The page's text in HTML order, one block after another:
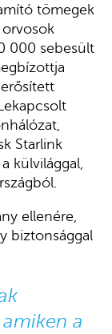
tömegek
orvosok
000 sebesült
Starlink
külvilággal,
ellenére,
biztonsággal
a